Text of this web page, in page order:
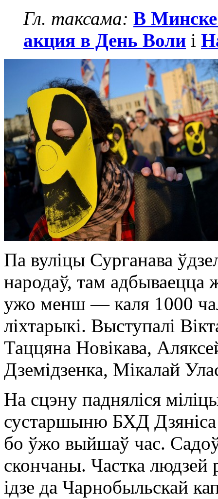
Гл. таксама: В
акция в День Воли і
Па вуліцы Сурганава
народаў, там адбываецца
ужо менш — каля 1000
ліхтарыкі. Выступалі
Таццяна Новікава,
Дземідзенка, Мікалай
На сцэну падняліся
сустаршыню БХД Дзяніса
бо ўжо выйшаў час.
скончаны. Частка людзей
ідзе да Чарнобыльскай